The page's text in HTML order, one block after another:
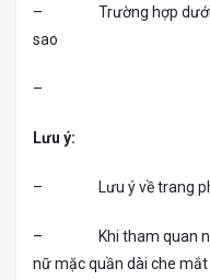
– Trường hợp dưới 20
sao
–
Lưu ý:
– Lưu ý về trang
– Khi tham quan nhà
nữ mặc quần dài che